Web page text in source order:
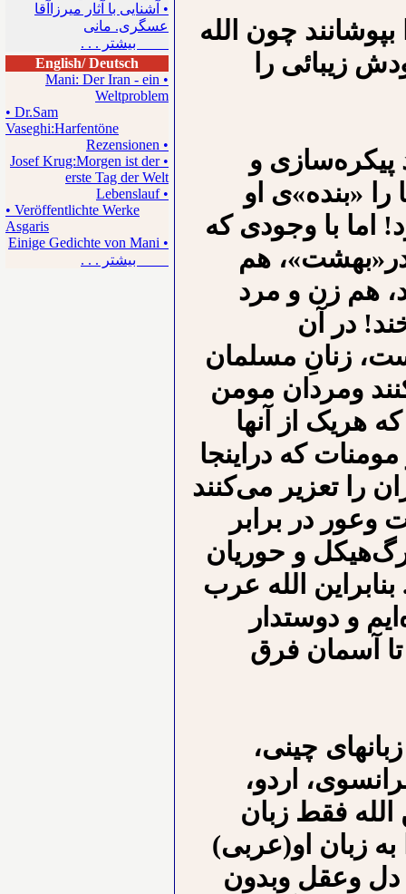
• آشنایی با آثار میرزاآقا
عسگری. مانی
بیشتر . . .
English/ Deutsch
• Mani: Der Iran - ein
Weltproblem
• Dr.Sam
Vaseghi:Harfentöne
• Rezensionen
• Josef Krug:Morgen ist der
erste Tag der Welt
• Lebenslauf
• Veröffentlichte Werke
Asgaris
• Einige Gedichte von Mani
بیشتر . . .
چون الله
زیبائی را
پیکره‌سازی و
را «بنده»ی او
اما با وجودی که
در«بهشت»، هم
هم زن و مرد
در آن
زنانِ مسلمان
ومردان مومن
هریک از آنها
که دراینجا
را تعزیر می‌کنند
در برابر
و حوریان
الله عرب
و دوستدار
آسمان فرق
چینی،
اردو،
فقط زبان
زبان او(عربی)
دل وعقل وبدون